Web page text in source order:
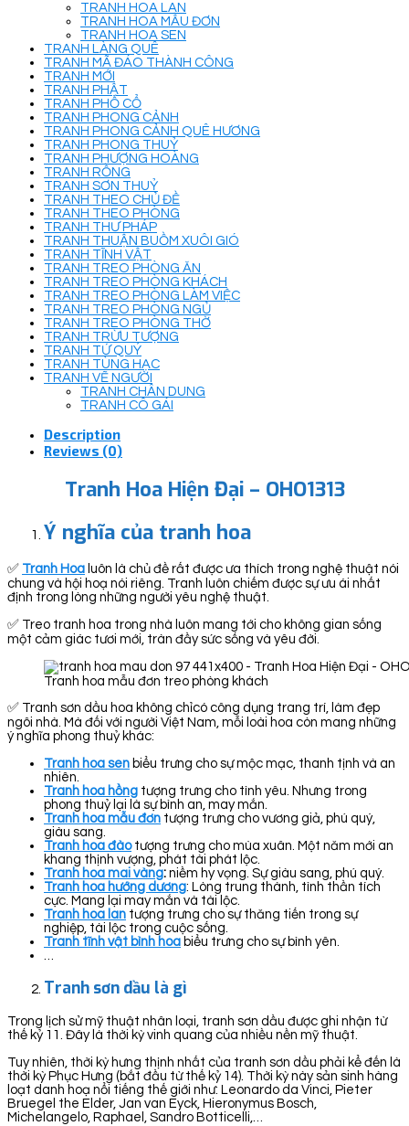
TRANH HOA LAN
TRANH HOA MẪU ĐƠN
TRANH HOA SEN
TRANH LÀNG QUÊ
TRANH MÃ ĐÁO THÀNH CÔNG
TRANH MỚI
TRANH PHẬT
TRANH PHỐ CỔ
TRANH PHONG CẢNH
TRANH PHONG CẢNH QUÊ HƯƠNG
TRANH PHONG THUỶ
TRANH PHƯỢNG HOÀNG
TRANH RỒNG
TRANH SƠN THUỶ
TRANH THEO CHỦ ĐỀ
TRANH THEO PHÒNG
TRANH THƯ PHÁP
TRANH THUẬN BUỒM XUÔI GIÓ
TRANH TĨNH VẬT
TRANH TREO PHÒNG ĂN
TRANH TREO PHÒNG KHÁCH
TRANH TREO PHÒNG LÀM VIỆC
TRANH TREO PHÒNG NGỦ
TRANH TREO PHÒNG THỜ
TRANH TRỪU TƯỢNG
TRANH TỨ QUÝ
TRANH TÙNG HẠC
TRANH VẼ NGƯỜI
TRANH CHÂN DUNG
TRANH CÔ GÁI
Description
Reviews (0)
Tranh Hoa Hiện Đại – OHO1313
Ý nghĩa của tranh hoa
✅ Tranh Hoa luôn là chủ đề rất được ưa thích trong nghệ thuật nói
chung và hội hoạ nói riêng. Tranh luôn chiếm được sự ưu ái nhất
định trong lòng những người yêu nghệ thuật.
✅ Treo tranh hoa trong nhà luôn mang tới cho không gian sống
một cảm giác tươi mới, tràn đầy sức sống và yêu đời.
Tranh hoa mẫu đơn treo phòng khách
✅ Tranh sơn dầu hoa không chỉcó công dụng trang trí, làm đẹp
ngôi nhà. Mà đối với người Việt Nam, mỗi loài hoa còn mang những
ý nghĩa phong thuỷ khác:
Tranh hoa sen biểu trưng cho sự mộc mạc, thanh tịnh và an
nhiên.
Tranh hoa hồng tượng trưng cho tình yêu. Nhưng trong
phong thuỷ lại là sự bình an, may mắn.
Tranh hoa mẫu đơn tượng trưng cho vương giả, phú quý,
giàu sang.
Tranh hoa đàotượng trưng cho mùa xuân. Một năm mới an
khang thịnh vượng, phát tài phát lộc.
Tranh hoa mai vàng: niềm hy vọng. Sự giàu sang, phú quý.
Tranh hoa hướng dương: Lòng trung thành, tình thần tích
cực. Mang lại may mắn và tài lộc.
Tranh hoa lan tượng trưng cho sự thăng tiến trong sự
nghiệp, tài lộc trong cuộc sống.
Tranh tĩnh vật bình hoa biểu trưng cho sự bình yên.
…
Tranh sơn dầu là gì
Trong lịch sử mỹ thuật nhân loại, tranh sơn dầu được ghi nhận từ
thế kỷ 11. Đây là thời kỳ vinh quang của nhiều nền mỹ thuật.
Tuy nhiên, thời kỳ hưng thịnh nhất của tranh sơn dầu phải kể đến là
thời kỳ Phục Hưng (bắt đầu từ thế kỷ 14). Thời kỳ này sản sinh hàng
loạt danh hoạ nổi tiếng thế giới như: Leonardo da Vinci, Pieter
Bruegel the Elder, Jan van Eyck, Hieronymus Bosch,
Michelangelo, Raphael, Sandro Botticelli,…